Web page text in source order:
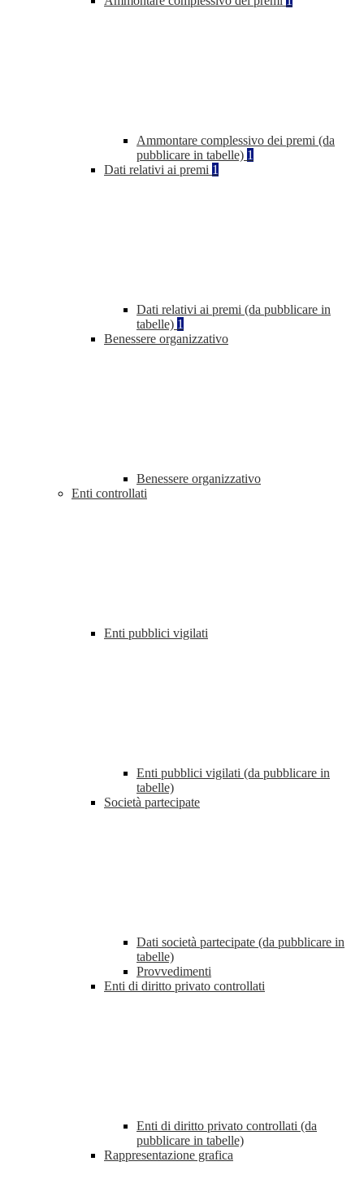
Ammontare complessivo dei premi (da
pubblicare in tabelle) 1
Dati relativi ai premi 1
Dati relativi ai premi (da pubblicare in
tabelle) 1
Benessere organizzativo
Benessere organizzativo
Enti controllati
Enti pubblici vigilati
Enti pubblici vigilati (da pubblicare in
tabelle)
Società partecipate
Dati società partecipate (da pubblicare in
tabelle)
Provvedimenti
Enti di diritto privato controllati
Enti di diritto privato controllati (da
pubblicare in tabelle)
Rappresentazione grafica